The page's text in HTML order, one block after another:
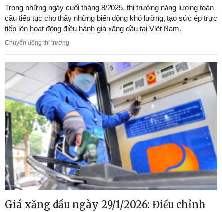
Trong những ngày cuối tháng 8/2025, thị trường năng lượng toàn
cầu tiếp tục cho thấy những biến động khó lường, tạo sức ép trực
tiếp lên hoạt động điều hành giá xăng dầu tại Việt Nam.
Chuyển động thị trường
Giá xăng dầu ngày 29/1/2026: Điều chỉnh